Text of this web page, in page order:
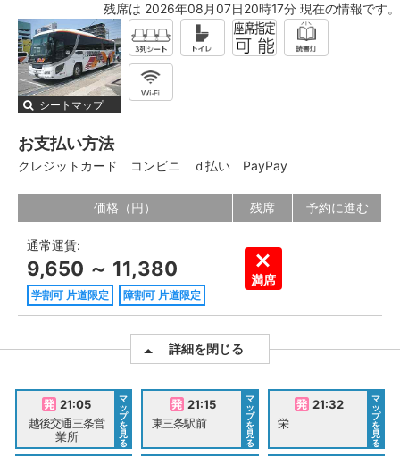
残席は 2026年08月07日20時17分 現在の情報です。
シートマップ
お支払い方法
クレジットカード コンビニ ｄ払い PayPay
価格（円） 残席 予約に進む
通常運賃:
9,650 ～ 11,380
学割可 片道限定 障割可 片道限定
満席
詳細を閉じる
21:05
越後交通三条営
業所
マ
ッ
プ
を
見
る
21:15
東三条駅前
マ
ッ
プ
を
見
る
21:32
栄
マ
ッ
プ
を
見
る